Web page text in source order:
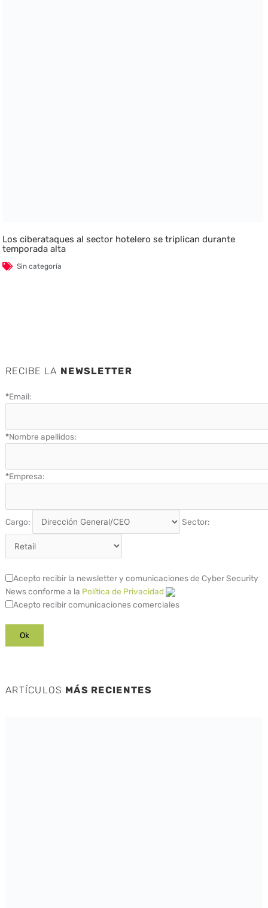
Los ciberataques al sector hotelero se triplican durante
temporada alta
Sin categoría
RECIBE LA NEWSLETTER
*Email:
*Nombre apellidos:
*Empresa:
Cargo: Sector:
Acepto recibir la newsletter y comunicaciones de Cyber Security
News conforme a la Política de Privacidad
Acepto recibir comunicaciones comerciales
ARTÍCULOS MÁS RECIENTES